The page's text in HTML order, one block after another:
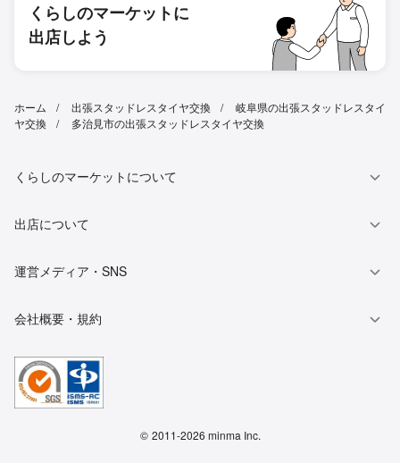
くらしのマーケットに
出店しよう
ホーム 出張スタッドレスタイヤ交換
岐阜県の出張スタッドレスタイ
ヤ交換
多治見市の出張スタッドレスタイヤ交換
くらしのマーケットについて
出店について
運営メディア・SNS
会社概要・規約
© 2011-2026 minma Inc.